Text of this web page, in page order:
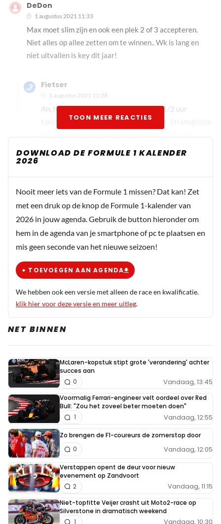
DeDon
1 augustus 2021 11:33
Max moet slim zijn en ook een plek 2 of 3 accepteren.
Niet alles op allee zetten om te winnen.. Wk is lang en
niet uitvallen is key dit jaar!
Fietser
1 augustus 2021 11:38
Als hij fit genoeg is en de race duurt 1 1/2 uur
toeslaan als 44 het niet meer verwacht. Strategische
Jkpezer
Ik ben bang dat bottas Max eraf gaat duwen
TOON MEER REACTIES
DOWNLOAD DE FORMULE 1 KALENDER
2026
Nooit meer iets van de Formule 1 missen? Dat kan! Zet
met een druk op de knop de Formule 1-kalender van
2026 in jouw agenda. Gebruik de button hieronder om
hem in de agenda van je smartphone of pc te plaatsen en
mis geen seconde van het nieuwe seizoen!
+ TOEVOEGEN AAN AGENDA
We hebben ook een versie met alleen de race en kwalificatie.
klik hier voor deze versie en meer uitleg.
NET BINNEN
McLaren-kopstuk stipt grote 'verandering' achter
succes aan
Vandaag, 13:45
0
Voormalig Ferrari-engineer velt oordeel over Red
Bull: "Zou het zoveel beter moeten doen"
Vandaag, 12:55
1
Zo brengen de F1-coureurs de zomerstop door
Vandaag, 12:05
0
Verstappen opent de deur voor nieuw
evenement op Zandvoort
Vandaag, 11:15
2
Niet-topfitte Veijer crasht uit Moto2-race op
Silverstone in dramatisch weekend
Vandaag, 10:30
1